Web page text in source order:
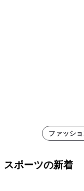
ファッシ
スポーツの新着